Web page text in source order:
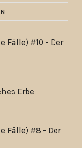
Fälle) #10 - Der
Erbe
Fälle) #8 - Der